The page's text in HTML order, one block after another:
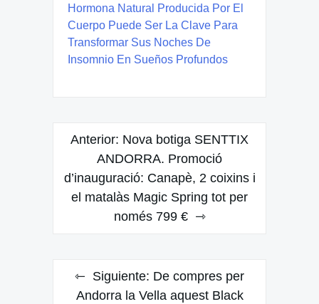
Hormona Natural Producida Por El
Cuerpo Puede Ser La Clave Para
Transformar Sus Noches De
Insomnio En Sueños Profundos
Navegación
entradas
Anterior: Nova botiga SENTTIX
ANDORRA. Promoció
d’inauguració: Canapè, 2 coixins i
el matalàs Magic Spring tot per
només 799 €
Siguiente: De compres per
Andorra la Vella aquest Black